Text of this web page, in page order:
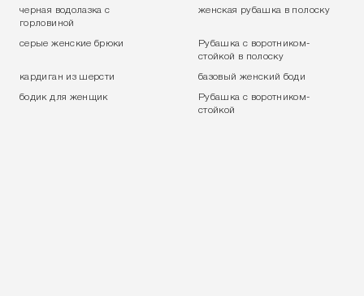
черная водолазка с
горловиной
женская рубашка в полоску
серые женские брюки
Рубашка с воротником-
стойкой в полоску
кардиган из шерсти базовый женский боди
бодик для женщик
Рубашка с воротником-
стойкой
Мы используем файлы cookie.
ПРИНЯТЬ ВСЕ